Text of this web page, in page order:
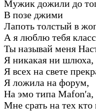
Мужик дожили до
В позе джими
Лапоть толстый в
А я люблю тебя
Ты называй меня
Я никакая ни шлюха,
Я всех на свете
Я ложила на форум,
На эмо типа Mafon′а,
Мне срать на тех